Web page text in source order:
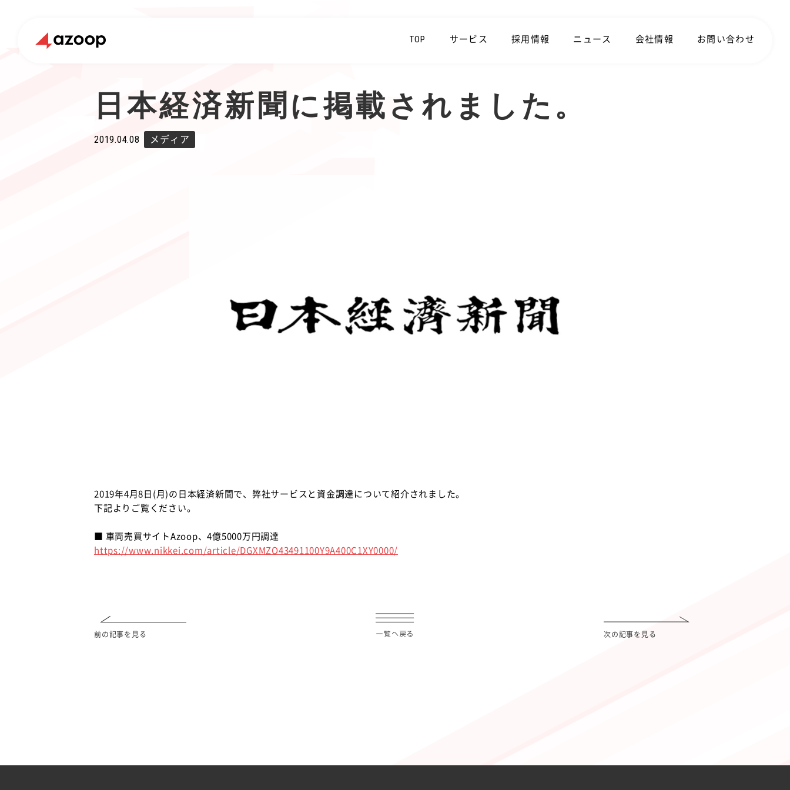
TOP サービス 採用情報 ニュース 会社情報 お問い合わせ
日本経済新聞に掲載されました。
2019.04.08 メディア
2019年4月8日(月)の日本経済新聞で、弊社サービスと資金調達について紹介されました。
下記よりご覧ください。
■ 車両売買サイトAzoop、4億5000万円調達
https://www.nikkei.com/article/DGXMZO43491100Y9A400C1XY0000/
前の記事を見る 次の記事を見る